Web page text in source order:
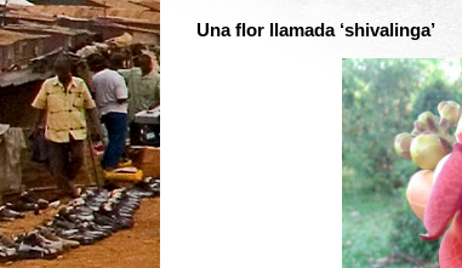
Una flor llamada ‘shivalinga’